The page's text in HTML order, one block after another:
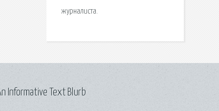
журналиста.
Informative Text Blurb